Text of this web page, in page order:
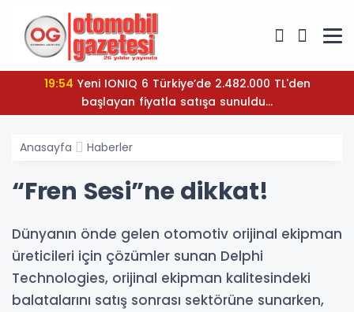
19:54
başlayan fiyatla satışa sunuldu...
Anasayfa Haberler
“Fren Sesi”ne dikkat!
Dünyanın önde gelen otomotiv orijinal ekipman
üreticileri için çözümler sunan Delphi
Technologies, orijinal ekipman kalitesindeki
balatalarını satış sonrası sektörüne sunarken,